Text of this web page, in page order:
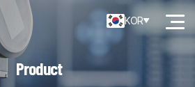
KOR
Product